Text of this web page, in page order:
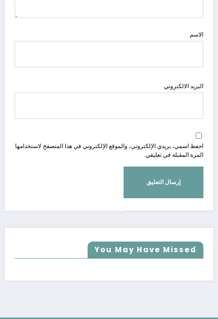
الاسم
البريد الالكتروني
احفظ اسمي، بريدي الإلكتروني، والموقع الإلكتروني في هذا المتصفح لاستخدامها
المرة المقبلة في تعليقي.
You May Have Missed